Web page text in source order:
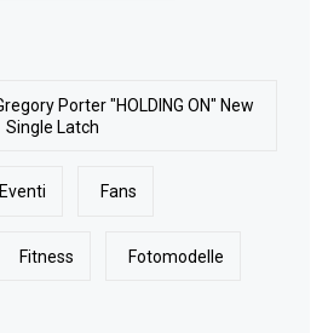
Porter "HOLDING ON" New
Single Latch
Eventi Fans
Fitness Fotomodelle